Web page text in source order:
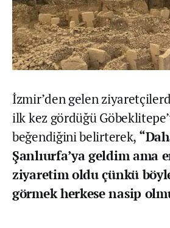
İzmir’den gelen
ilk kez gördüğü
beğendiğini belirterek,
Şanlıurfa’ya geldim ama
ziyaretim oldu çünkü
görmek herkese nasip